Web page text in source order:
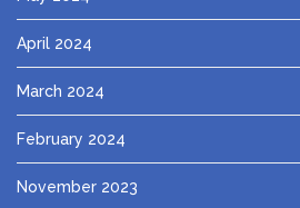
April 2024
March 2024
February 2024
November 2023